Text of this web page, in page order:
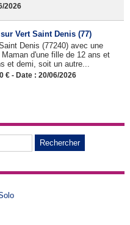
2026
Vert Saint Denis (77)
Denis (77240) avec une
d'une fille de 12 ans et
et demi, soit un autre...
€ - Date : 20/06/2026